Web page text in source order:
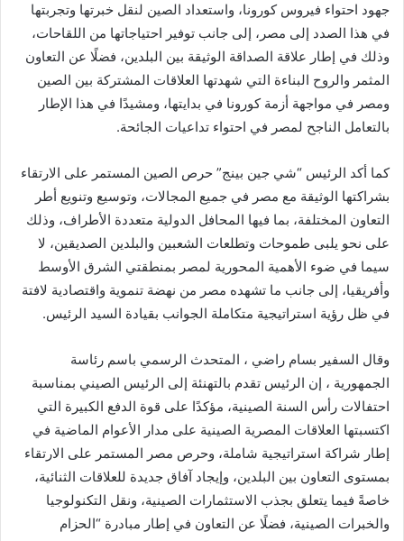
جهود احتواء فيروس كورونا، واستعداد الصين لنقل خبرتها وتجربتها
في هذا الصدد إلى مصر، إلى جانب توفير احتياجاتها من اللقاحات،
وذلك في إطار علاقة الصداقة الوثيقة بين البلدين، فضلًا عن التعاون
المثمر والروح البناءة التي شهدتها العلاقات المشتركة بين الصين
ومصر في مواجهة أزمة كورونا في بدايتها، ومشيدًا في هذا الإطار
بالتعامل الناجح لمصر في احتواء تداعيات الجائحة.
كما أكد الرئيس “شي جين بينج” حرص الصين المستمر على الارتقاء
بشراكتها الوثيقة مع مصر في جميع المجالات، وتوسيع وتنويع أطر
التعاون المختلفة، بما فيها المحافل الدولية متعددة الأطراف، وذلك
على نحو يلبى طموحات وتطلعات الشعبين والبلدين الصديقين، لا
سيما في ضوء الأهمية المحورية لمصر بمنطقتي الشرق الأوسط
وأفريقيا، إلى جانب ما تشهده مصر من نهضة تنموية واقتصادية لافتة
في ظل رؤية استراتيجية متكاملة الجوانب بقيادة السيد الرئيس.
وقال السفير بسام راضي ، المتحدث الرسمي باسم رئاسة
الجمهورية ، إن الرئيس تقدم بالتهنئة إلى الرئيس الصيني بمناسبة
احتفالات رأس السنة الصينية، مؤكدًا على قوة الدفع الكبيرة التي
اكتسبتها العلاقات المصرية الصينية على مدار الأعوام الماضية في
إطار شراكة استراتيجية شاملة، وحرص مصر المستمر على الارتقاء
بمستوى التعاون بين البلدين، وإيجاد آفاق جديدة للعلاقات الثنائية،
خاصةً فيما يتعلق بجذب الاستثمارات الصينية، ونقل التكنولوجيا
والخبرات الصينية، فضلًا عن التعاون في إطار مبادرة “الحزام